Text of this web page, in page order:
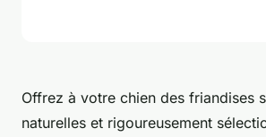
Offrez à votre chien des friandises
naturelles et rigoureusement